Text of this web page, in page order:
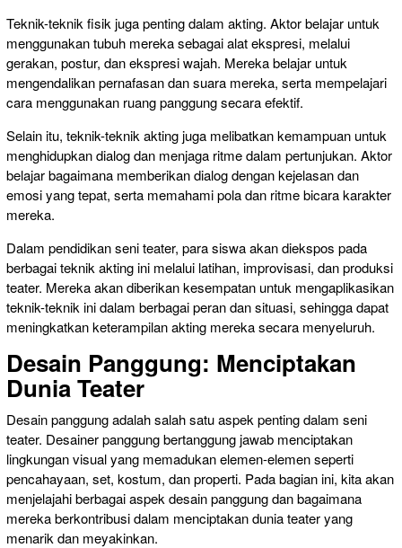
Teknik-teknik fisik juga penting dalam akting. Aktor belajar untuk
menggunakan tubuh mereka sebagai alat ekspresi, melalui
gerakan, postur, dan ekspresi wajah. Mereka belajar untuk
mengendalikan pernafasan dan suara mereka, serta mempelajari
cara menggunakan ruang panggung secara efektif.
Selain itu, teknik-teknik akting juga melibatkan kemampuan untuk
menghidupkan dialog dan menjaga ritme dalam pertunjukan. Aktor
belajar bagaimana memberikan dialog dengan kejelasan dan
emosi yang tepat, serta memahami pola dan ritme bicara karakter
mereka.
Dalam pendidikan seni teater, para siswa akan diekspos pada
berbagai teknik akting ini melalui latihan, improvisasi, dan produksi
teater. Mereka akan diberikan kesempatan untuk mengaplikasikan
teknik-teknik ini dalam berbagai peran dan situasi, sehingga dapat
meningkatkan keterampilan akting mereka secara menyeluruh.
Desain Panggung: Menciptakan
Dunia Teater
Desain panggung adalah salah satu aspek penting dalam seni
teater. Desainer panggung bertanggung jawab menciptakan
lingkungan visual yang memadukan elemen-elemen seperti
pencahayaan, set, kostum, dan properti. Pada bagian ini, kita akan
menjelajahi berbagai aspek desain panggung dan bagaimana
mereka berkontribusi dalam menciptakan dunia teater yang
menarik dan meyakinkan.